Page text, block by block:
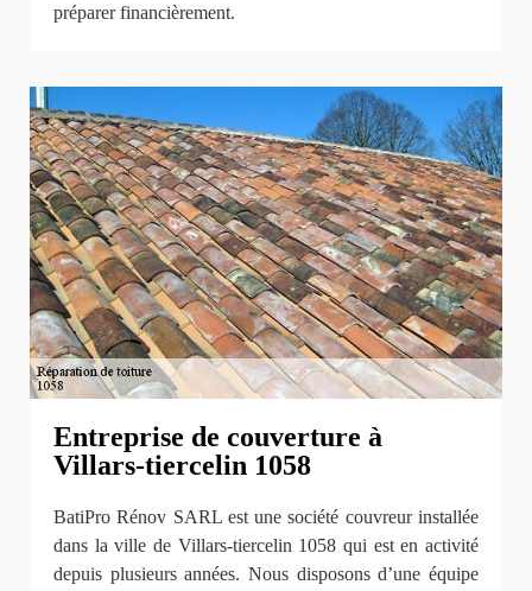
préparer financièrement.
Entreprise de couverture à
Villars-tiercelin 1058
BatiPro Rénov SARL est une société couvreur installée
dans la ville de Villars-tiercelin 1058 qui est en activité
depuis plusieurs années. Nous disposons d’une équipe